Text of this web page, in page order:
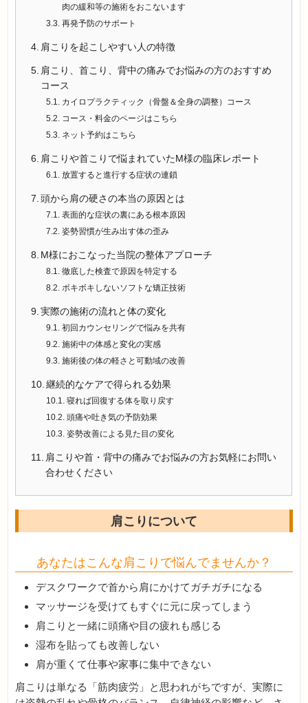
肉の緩和等の施術をおこないます
再発予防のサポート
肩こりを起こしやすい人の特徴
肩こり、首こり、背中の痛みでお悩みの方のおすすめ
コース
カイロプラクティック（骨盤＆全身の調整）コース
コース・料金のページはこちら
ネット予約はこちら
肩こりや首こりで悩まれていたM様の臨床レポート
放置すると進行する症状の連鎖
頭から肩の硬さの本当の原因とは
表面的な症状の裏にある根本原因
姿勢習慣が生み出す体の歪み
M様におこなった当院の整体アプローチ
徹底した検査で原因を特定する
ボキボキしないソフトな矯正技術
実際の施術の流れと体の変化
初回カウンセリングで悩みを共有
施術中の体感と変化の実感
施術後の体の軽さと可動域の改善
継続的なケアで得られる効果
寝れば回復する体を取り戻す
頭痛や吐き気の予防効果
姿勢改善による見た目の変化
肩こりや首・背中の痛みでお悩みの方お気軽にお問い
合わせください
肩こりについて
あなたはこんな肩こりで悩んでませんか？
デスクワークで首から肩にかけてガチガチになる
マッサージを受けてもすぐに元に戻ってしまう
肩こりと一緒に頭痛や目の疲れも感じる
湿布を貼っても改善しない
肩が重くて仕事や家事に集中できない
肩こりは単なる「筋肉疲労」と思われがちですが、実際に